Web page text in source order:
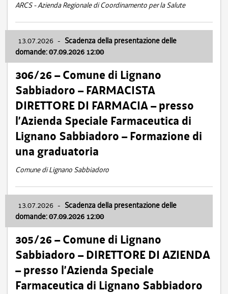
ARCS - Azienda Regionale di Coordinamento per la Salute
13.07.2026 - Scadenza della presentazione delle
domande: 07.09.2026 12:00
306/26 – Comune di Lignano
Sabbiadoro – FARMACISTA
DIRETTORE DI FARMACIA – presso
l’Azienda Speciale Farmaceutica di
Lignano Sabbiadoro – Formazione di
una graduatoria
Comune di Lignano Sabbiadoro
13.07.2026 - Scadenza della presentazione delle
domande: 07.09.2026 12:00
305/26 – Comune di Lignano
Sabbiadoro – DIRETTORE DI AZIENDA
– presso l’Azienda Speciale
Farmaceutica di Lignano Sabbiadoro